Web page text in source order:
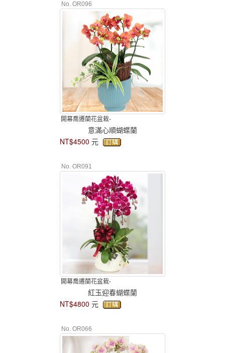
No. OR096
開幕喬遷蘭花盆栽-
意滿心順蝴蝶蘭
NT$4500 元
No. OR091
開幕喬遷蘭花盆栽-
紅玉迎春蝴蝶蘭
NT$4800 元
No. OR066